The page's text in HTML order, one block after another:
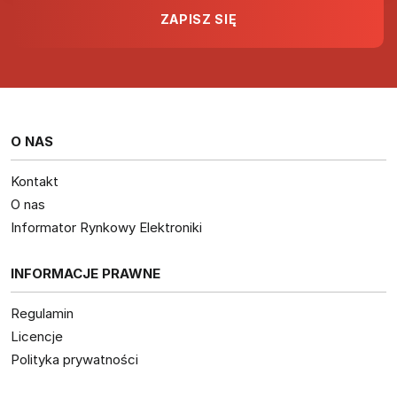
O NAS
Kontakt
O nas
Informator Rynkowy Elektroniki
INFORMACJE PRAWNE
Regulamin
Licencje
Polityka prywatności